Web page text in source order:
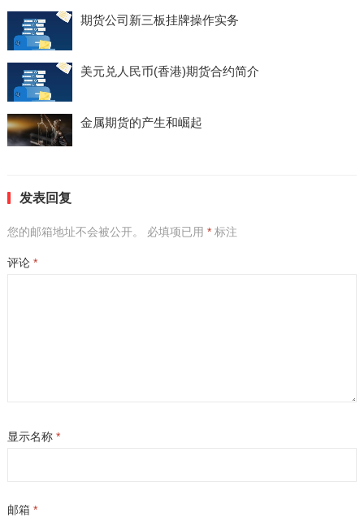
期货公司新三板挂牌操作实务
美元兑人民币(香港)期货合约简介
金属期货的产生和崛起
发表回复
您的邮箱地址不会被公开。 必填项已用 *标注
评论 *
显示名称 *
邮箱 *